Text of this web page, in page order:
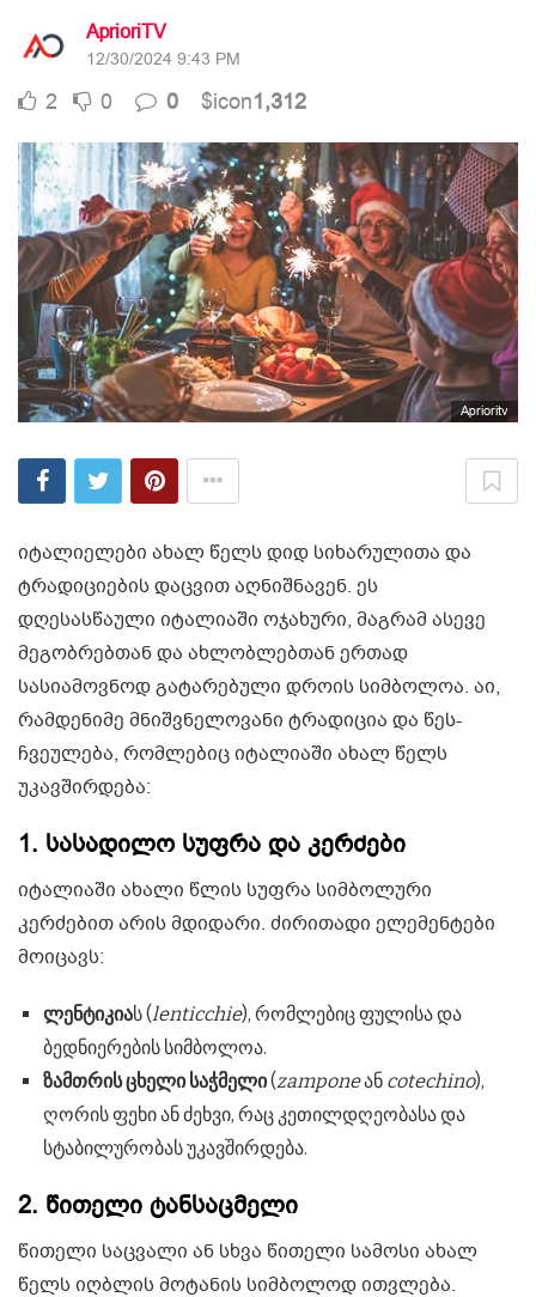
AprioriTV
12/30/2024 9:43 PM
2 0 0 $icon1,312
Aprioritv
იტალიელები ახალ წელს დიდ სიხარულითა და
ტრადიციების დაცვით აღნიშნავენ. ეს
დღესასწაული იტალიაში ოჯახური, მაგრამ ასევე
მეგობრებთან და ახლობლებთან ერთად
სასიამოვნოდ გატარებული დროის სიმბოლოა. აი,
რამდენიმე მნიშვნელოვანი ტრადიცია და წეს-
ჩვეულება, რომლებიც იტალიაში ახალ წელს
უკავშირდება:
1. სასადილო სუფრა და კერძები
იტალიაში ახალი წლის სუფრა სიმბოლური
კერძებით არის მდიდარი. ძირითადი ელემენტები
მოიცავს:
ლენტიკიას (lenticchie), რომლებიც ფულისა და
ბედნიერების სიმბოლოა.
ზამთრის ცხელი საჭმელი(zamponeან cotechino),
ღორის ფეხი ან ძეხვი, რაც კეთილდღეობასა და
სტაბილურობას უკავშირდება.
2. წითელი ტანსაცმელი
წითელი საცვალი ან სხვა წითელი სამოსი ახალ
წელს იღბლის მოტანის სიმბოლოდ ითვლება.